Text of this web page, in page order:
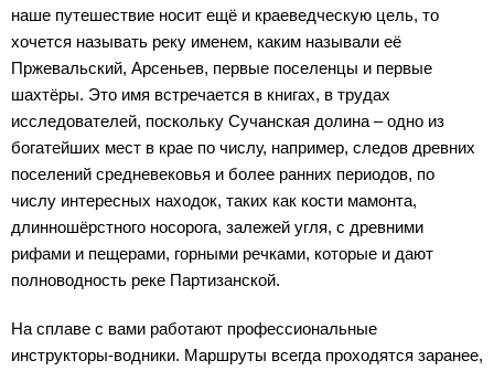
наше путешествие носит ещё и краеведческую цель, то
хочется называть реку именем, каким называли её
Пржевальский, Арсеньев, первые поселенцы и первые
шахтёры. Это имя встречается в книгах, в трудах
исследователей, поскольку Сучанская долина – одно из
богатейших мест в крае по числу, например, следов древних
поселений средневековья и более ранних периодов, по
числу интересных находок, таких как кости мамонта,
длинношёрстного носорога, залежей угля, с древними
рифами и пещерами, горными речками, которые и дают
полноводность реке Партизанской.
На сплаве с вами работают профессиональные
инструкторы-водники. Маршруты всегда проходятся заранее,